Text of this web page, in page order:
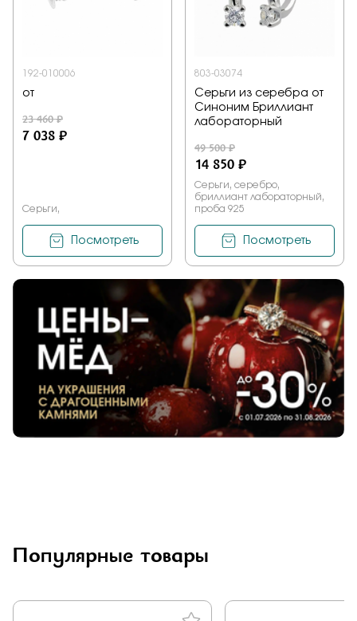
192-010006
от
23 460 ₽
7 038 ₽
Серьги,
Посмотреть
803-03074
Серьги из серебра от
Синоним Бриллиант
лабораторный
49 500 ₽
14 850 ₽
Серьги, серебро,
бриллиант лабораторный,
проба 925
Посмотреть
Популярные товары
Подтверждаю, что я ознакомлен и согласен с условиями
политики конфиденциальности
Отправить